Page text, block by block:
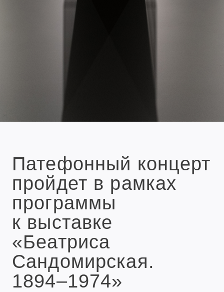
Патефонный концерт
пройдет в рамках
программы
к выставке
«Беатриса
Сандомирская.
1894–1974»